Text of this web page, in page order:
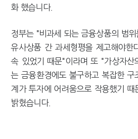
화 했습니다.
정부는 "비과세 되는 금융상품의 범위
유사상품 간 과세형평을 제고해야한
속 있었기 때문"이라며 또 "가상자산
는 금융환경에도 불구하고 복잡한 구
계가 투자에 어려움으로 작용했기 때
밝혔습니다.